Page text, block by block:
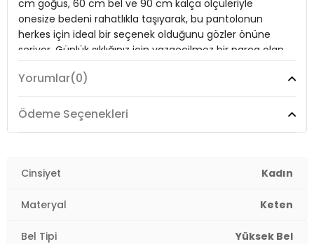
Boy:Standart
Paça Tipi:Geniş Paça
: 90 cm / Beden : Onesize
Menşei:İtalya
2DY145M39445.65
cm göğüs, 60 cm bel ve 90 cm kalça ölçüleriyle
onesize bedeni rahatlıkla taşıyarak, bu pantolonun
herkes için ideal bir seçenek olduğunu gözler önüne
seriyor. Günlük şıklığınız için vazgeçilmez bir parça olan
Model:Pantolon
Materyal:
Kapama Şekli:
Kumaş Tipi:
Yorumlar(0)
Ödeme Seçenekleri
Cinsiyet Kadın
Materyal Keten
Bel Tipi Yüksek Bel